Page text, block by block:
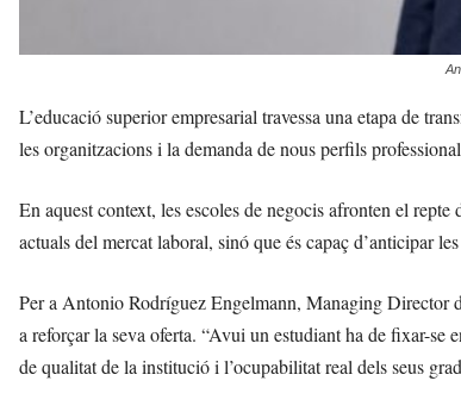
L’educació superior empresarial travessa una etapa de
les organitzacions i la demanda de nous perfils
En aquest context, les escoles de negocis afronten el
actuals del mercat laboral, sinó que és capaç d’anticipar
Per a Antonio Rodríguez Engelmann, Managing Director
a reforçar la seva oferta. “Avui un estudiant ha de fixar-se
de qualitat de la institució i l’ocupabilitat real dels seus